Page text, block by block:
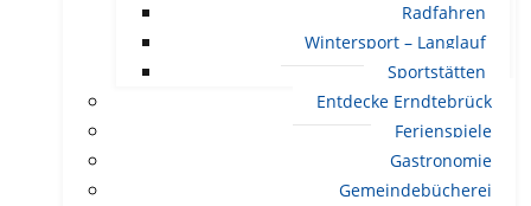
Radfahren
Wintersport – Langlauf
Sportstätten
Entdecke Erndtebrück
Ferienspiele
Gastronomie
Gemeindebücherei